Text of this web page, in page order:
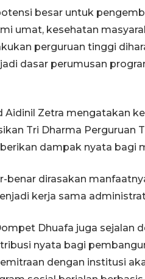
besar untuk
umat, kesehatan
perguruan tinggi
dasar perumusan
Aidinil Zetra mengatakan
Tri Dharma Perguruan
dampak nyata bagi
benar dirasakan
kerja sama
Dhuafa juga sejalan
nyata bagi
dengan institusi
05